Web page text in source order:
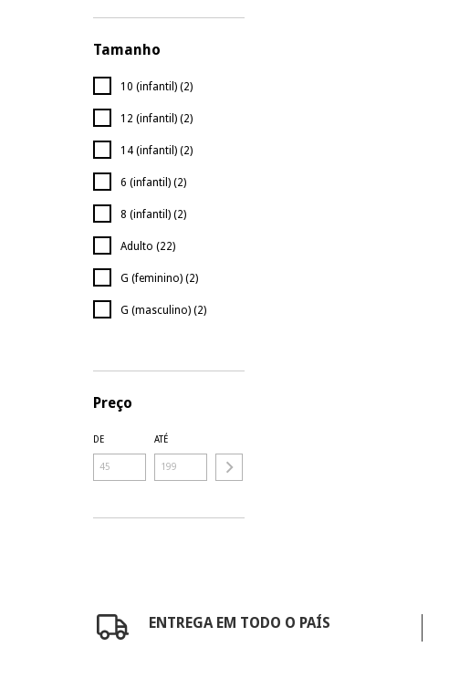
Tamanho
10 (infantil) (2)
12 (infantil) (2)
14 (infantil) (2)
6 (infantil) (2)
8 (infantil) (2)
Adulto (22)
G (feminino) (2)
G (masculino) (2)
Preço
DE ATÉ
ENTREGA EM TODO O PAÍS